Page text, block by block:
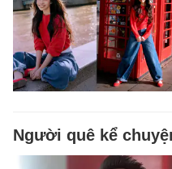
Người quê kể